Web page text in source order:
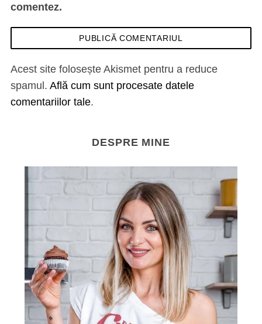
comentez.
Acest site folosește Akismet pentru a reduce
spamul. Află cum sunt procesate datele
comentariilor tale.
DESPRE MINE